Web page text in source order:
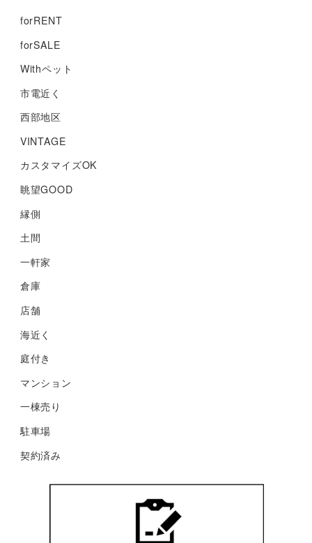
forRENT
forSALE
Withペット
市電近く
西部地区
VINTAGE
カスタマイズOK
眺望GOOD
縁側
土間
一軒家
倉庫
店舗
海近く
庭付き
マンション
一棟売り
駐車場
契約済み